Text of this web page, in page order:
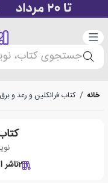
دسته‌بندی
جستجوی کتاب،
خانه / کتاب فرانکلین و رعد و برق
2ناشر